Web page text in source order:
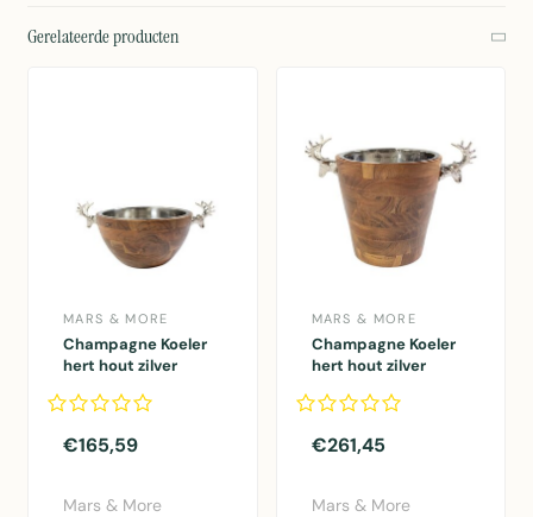
Gerelateerde producten
MARS & MORE
Champagne Koeler
hert hout zilver
€165,59
Mars & More
MARS & MORE
Champagne Koeler
hert hout zilver
€261,45
Mars & More